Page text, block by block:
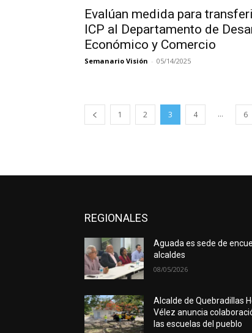
Evalúan medida para
ICP al Departamento de
Económico y Comercio
Semanario Visión - 05/14/2025
1 2 3 4 ... 6
REGIONALES
Aguada es sede de
alcaldes
08/05/2026
Alcalde de Quebradillas
Vélez anuncia
las escuelas del pueblo